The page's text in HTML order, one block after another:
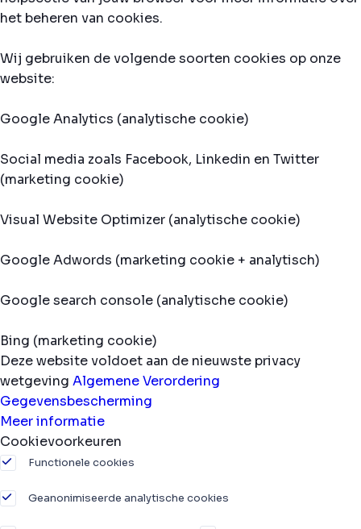
het beheren van cookies.
Wij gebruiken de volgende soorten cookies op onze
website:
Google Analytics (analytische cookie)
Social media zoals Facebook, Linkedin en Twitter
(marketing cookie)
Visual Website Optimizer (analytische cookie)
Google Adwords (marketing cookie + analytisch)
Google search console (analytische cookie)
Bing (marketing cookie)
Deze website voldoet aan de nieuwste privacy
wetgeving Algemene Verordering
Gegevensbescherming
Meer informatie
Cookievoorkeuren
Functionele cookies
Geanonimiseerde analytische cookies